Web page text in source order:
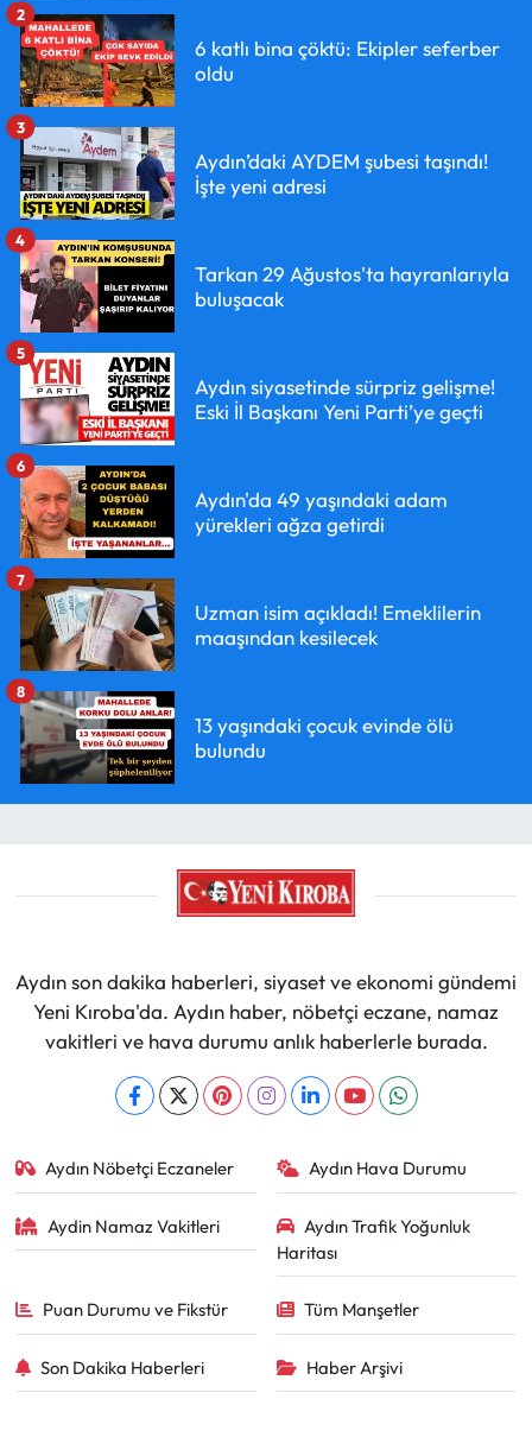
6 katlı bina çöktü: Ekipler seferber
oldu
2
Aydın’daki AYDEM şubesi taşındı!
İşte yeni adresi
3
Tarkan 29 Ağustos'ta hayranlarıyla
buluşacak
4
Aydın siyasetinde sürpriz gelişme!
Eski İl Başkanı Yeni Parti’ye geçti
5
Aydın'da 49 yaşındaki adam
yürekleri ağza getirdi
6
Uzman isim açıkladı! Emeklilerin
maaşından kesilecek
7
13 yaşındaki çocuk evinde ölü
bulundu
8
Aydın son dakika haberleri, siyaset ve ekonomi gündemi
Yeni Kıroba'da. Aydın haber, nöbetçi eczane, namaz
vakitleri ve hava durumu anlık haberlerle burada.
Aydın Nöbetçi Eczaneler Aydın Hava Durumu
Aydin Namaz Vakitleri
Aydın Trafik Yoğunluk
Haritası
Puan Durumu ve Fikstür Tüm Manşetler
Son Dakika Haberleri Haber Arşivi